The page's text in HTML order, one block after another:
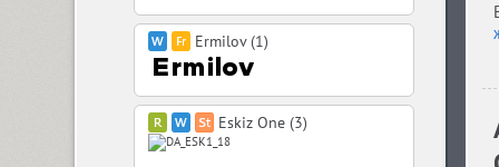
Ermilov (1)
Eskiz One (3)